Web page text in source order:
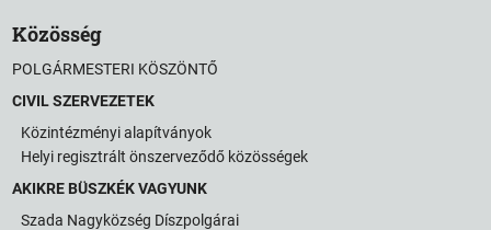
Közösség
POLGÁRMESTERI KÖSZÖNTŐ
CIVIL SZERVEZETEK
Közintézményi alapítványok
Helyi regisztrált önszerveződő közösségek
AKIKRE BÜSZKÉK VAGYUNK
Szada Nagyközség Díszpolgárai